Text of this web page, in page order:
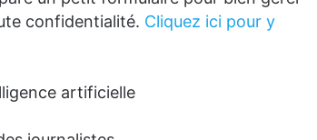
confidentialité. Cliquez ici pour y
artificielle